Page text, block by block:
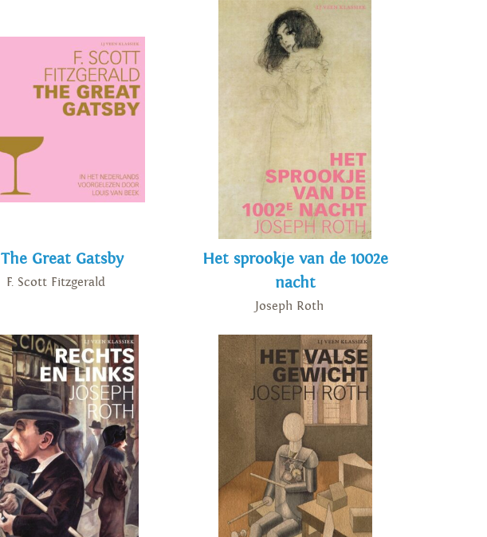
The Great Gatsby
F. Scott Fitzgerald
Het sprookje van de 1002e
nacht
Joseph Roth